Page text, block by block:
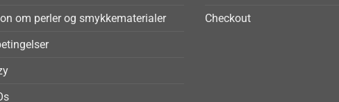
om perler og smykkematerialer
Checkout